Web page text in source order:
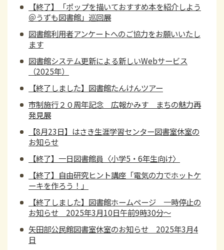
【終了】「ポップを描いておすすめ本を紹介しよう
＠うずも図書館」巡回展
図書館利用者アンケートへのご協力をお願いいたし
ます
図書館システム更新による新しいWebサービス
（2025年）
【終了しました】図書館たんけんツアー
市制施行２０周年記念 広報かみす まちの魅力再
発見展
【8月23日】はさき生涯学習センター図書室休室の
お知らせ
【終了】一日図書館員〈小学5・6年生向け〉
【終了】自由研究ヒント講座「電気の力でホットケ
ーキを作ろう！」
【終了しました】図書館ホームページ 一時停止の
お知らせ 2025年3月10日午前9時30分～
矢田部公民館図書室休室のお知らせ 2025年3月4
日